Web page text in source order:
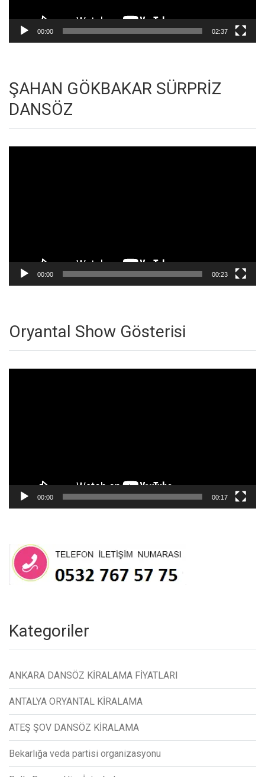
00:00 02:37
ŞAHAN GÖKBAKAR SÜRPRİZ
DANSÖZ
00:00 00:23
Oryantal Show Gösterisi
00:00 00:17
Kategoriler
ANKARA DANSÖZ KİRALAMA FİYATLARI
ANTALYA ORYANTAL KİRALAMA
ATEŞ ŞOV DANSÖZ KİRALAMA
Bekarlığa veda partisi organizasyonu